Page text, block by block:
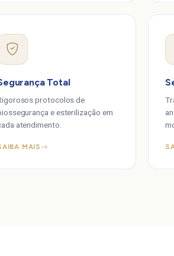
Total
protocolos de
e esterilização em
atendimento.
MAIS